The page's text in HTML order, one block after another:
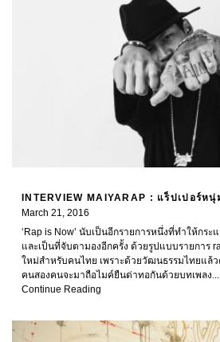
INTERVIEW MAIYARAP : แร็ปเปอร์ห
March 21, 2016
‘Rap is Now’ นับเป็นอีกรายการหนึ่งที่ทำให้กร
และเป็นที่จับตามองอีกครั้ง ด้วยรูปแบบรายการ
ใหม่สำหรับคนไทย เพราะด้วยวัฒนธรรมไทยแล้
คนสองคนจะมาถือไมค์ยืนด่าทอกันด้วยบทเพลง...
Continue Reading